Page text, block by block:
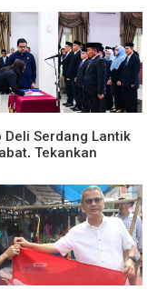
Deli Serdang Lantik
Tekankan
Humanis